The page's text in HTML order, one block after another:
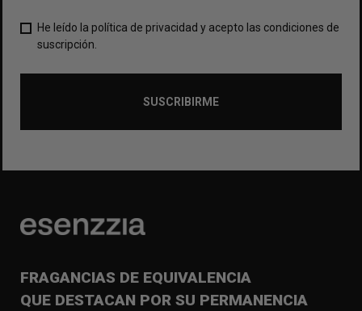
He leído la política de privacidad y acepto las condiciones de
suscripción.
SUSCRIBIRME
FRAGANCIAS DE EQUIVALENCIA
QUE DESTACAN POR SU PERMANENCIA